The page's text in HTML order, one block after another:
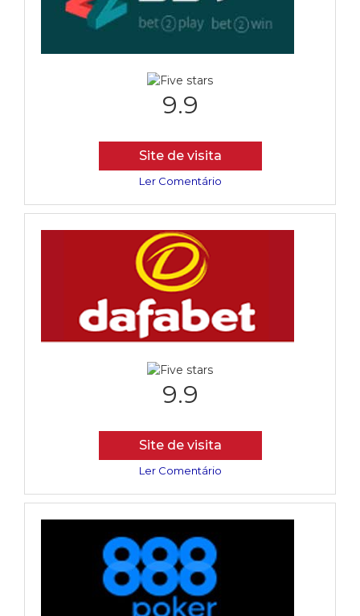
9.9
Site de visita
Ler Comentário
9.9
Site de visita
Ler Comentário